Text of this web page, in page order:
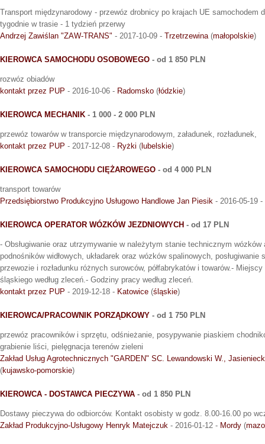
Transport międzynarodowy - przewóz drobnicy po krajach UE samochodem
tygodnie w trasie - 1 tydzień przerwy
Andrzej Zawiślan "ZAW-TRANS" - 2017-10-09 - Trzetrzewina(małopolskie)
KIEROWCA SAMOCHODU OSOBOWEGO - od 1 850 PLN
rozwóz obiadów
kontakt przez PUP - 2016-10-06 - Radomsko (łódzkie)
KIEROWCA MECHANIK - 1 000 - 2 000 PLN
przewóz towarów w transporcie międzynarodowym, załadunek, rozładunek,
kontakt przez PUP - 2017-12-08 - Ryżki ( lubelskie)
KIEROWCA SAMOCHODU CIĘŻAROWEGO - od 4 000 PLN
transport towarów
Przedsiębiorstwo Produkcyjno Usługowo Handlowe Jan Piesik - 2016-05-19 -
KIEROWCA OPERATOR WÓZKÓW JEZDNIOWYCH - od 17 PLN
- Obsługiwanie oraz utrzymywanie w należytym stanie technicznym
podnośników widłowych, układarek oraz wózków spalinowych, posługiwanie
przewozie i rozładunku różnych surowców, półfabrykatów i towarów.-
śląskiego według zleceń.- Godziny pracy według zleceń.
kontakt przez PUP - 2019-12-18 - Katowice (śląskie)
KIEROWCA/PRACOWNIK PORZĄDKOWY - od 1 750 PLN
przewóz pracowników i sprzętu, odśnieżanie, posypywanie piaskiem
grabienie liści, pielęgnacja terenów zieleni
Zakład Usług Agrotechnicznych "GARDEN" SC. Lewandowski W.,
(kujawsko-pomorskie)
KIEROWCA - DOSTAWCA PIECZYWA - od 1 850 PLN
Dostawy pieczywa do odbiorców. Kontakt osobisty w godz. 8.00-16.00 po
Zakład Produkcyjno-Usługowy Henryk Matejczuk - 2016-01-12 - Mordy (